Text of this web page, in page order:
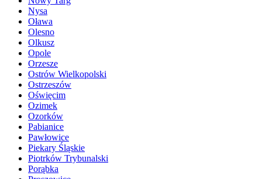
Nysa
Oława
Olesno
Olkusz
Opole
Orzesze
Ostrów Wielkopolski
Ostrzeszów
Oświęcim
Ozimek
Ozorków
Pabianice
Pawłowice
Piekary Śląskie
Piotrków Trybunalski
Porąbka